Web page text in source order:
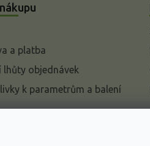
a platba
lhůty objednávek
k parametrům a balení